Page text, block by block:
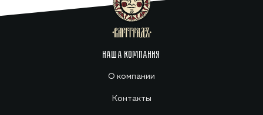
НАША КОМПАНИЯ
О компании
Контакты